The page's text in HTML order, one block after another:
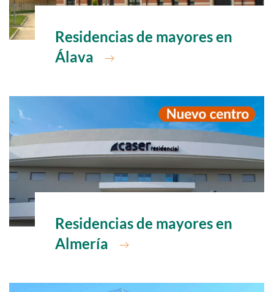
Ir a
Residencias de mayores en
Álava
Ir a
Residencias de mayores en
Almería